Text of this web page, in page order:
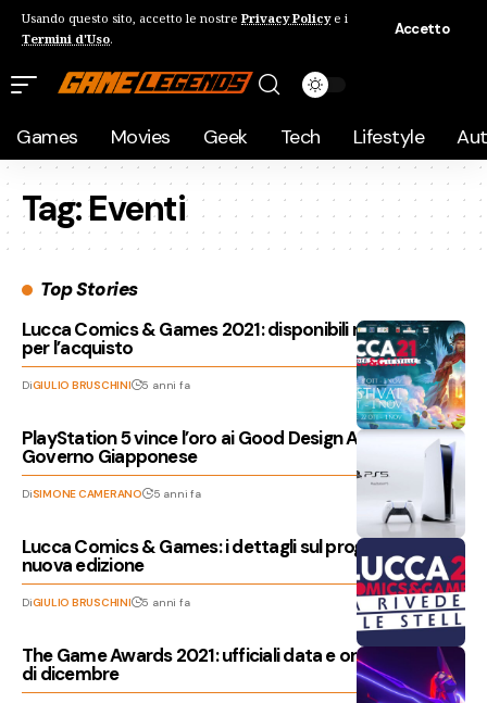
Usando questo sito, accetto le nostre Privacy Policye i
Termini d'Uso.
Accetto
Games Movies Geek Tech Lifestyle
Tag:Eventi
Top Stories
Lucca Comics & Games 2021: disponibili nuovi biglietti
per l’acquisto
DiGIULIO BRUSCHINI 5 anni fa
PlayStation 5 vince l’oro ai Good Design Award del
Governo Giapponese
DiSIMONE CAMERANO 5 anni fa
Lucca Comics & Games: i dettagli sul programma della
nuova edizione
DiGIULIO BRUSCHINI 5 anni fa
The Game Awards 2021: ufficiali data e ora dell’evento
di dicembre